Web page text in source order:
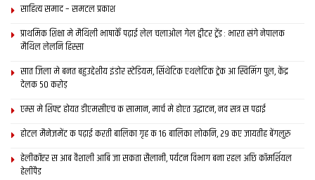
साहित्य समाद – समटल प्रकाश
प्राथमिक शि‍क्षा मे मैथि‍ली भाषाकेँ पढ़ाई लेल चलाओल गेल ट्वीटर ट्रेंड : भारत संगे नेपालक
मैथिल लेलनि हिस्सा
सात जिला मे बनत बहुउद्देशीय इंडोर स्‍टेडि‍यम, सिंथेटिक एथलेटिक ट्रेक आ स्विमिंग पुल, केंद्र
देलक 50 करोड़
एम्स मे शिफ्ट होयत डीएमसीएच क सामान, मार्च मे होएत उद्घाटन, नव सत्र स पढाई
होटल मैनेजमेंट क पढ़ाई करती बालिका गृह क 16 बालिका लोकनि, 29 कए जायतीह बेंगलुरु
हेलीकॉप्टर स आब वैशाली आबि जा सकता सैलानी, पर्यटन विभाग बना रहल अछि कॉमर्शियल
हेलीपैड